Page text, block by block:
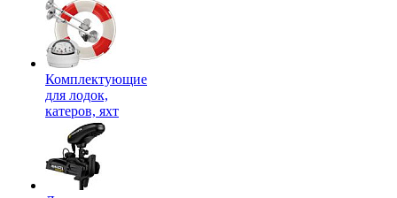
Комплектующие
для лодок,
катеров, яхт